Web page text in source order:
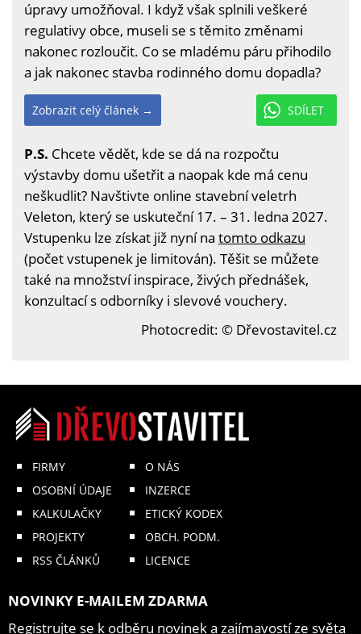
úpravy umožňoval. I když však splnili veškeré
regulativy obce, museli se s těmito změnami
nakonec rozloučit. Co se mladému páru přihodilo
a jak nakonec stavba rodinného domu dopadla?
SDÍLET
Zobrazit celý článek →
P.S. Chcete vědět, kde se dá na rozpočtu
výstavby domu ušetřit a naopak kde má cenu
neškudlit? Navštivte online stavební veletrh
Veleton, který se uskuteční 17. – 31. ledna 2027.
Vstupenku lze získat již nyní na tomto odkazu
(počet vstupenek je limitován). Těšit se můžete
také na množství inspirace, živých přednášek,
konzultací s odborníky i slevové vouchery.
Photocredit: © Dřevostavitel.cz
FIRMY
OSOBNÍ ÚDAJE
KALKULAČKY
PROJEKTY
RSS ČLÁNKŮ
O NÁS
INZERCE
ETICKÝ KODEX
OBCH. PODM.
LICENCE
NOVINKY E-MAILEM ZDARMA
Registrujte se k odběru novinek a zajímavostí ze světa